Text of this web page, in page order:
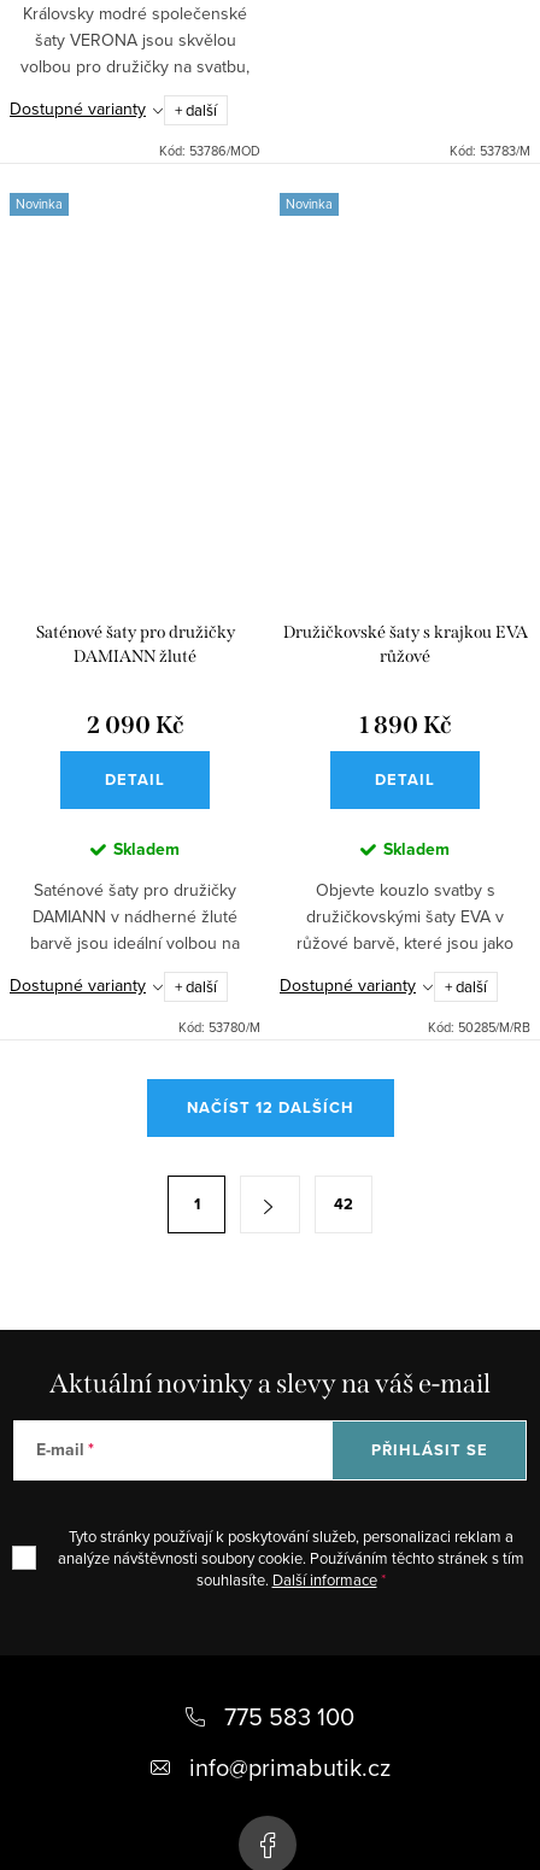
Královsky modré společenské
šaty VERONA jsou skvělou
volbou pro družičky na svatbu,
taneční, ples i další slavnostní
příležitosti. Dlouhé saténové šaty
s přiléhavým střihem,...
Dostupné varianty + další
Kód: 53786/MOD Kód: 53783/M
Novinka
Saténové šaty pro družičky
DAMIANN žluté
2 090 Kč
DETAIL
Skladem
Saténové šaty pro družičky
DAMIANN v nádherné žluté
barvě jsou ideální volbou na
svatbu, do tanečních i na ples.
Dlouhá sukně, rozparek a
pohodlné zapínání vzadu zipem
Dostupné varianty + další
Kód: 53780/M
Novinka
Družičkovské šaty s krajkou EVA
růžové
1 890 Kč
DETAIL
Skladem
Objevte kouzlo svatby s
družičkovskými šaty EVA v
růžové barvě, které jsou jako
stvořené pro tanec a ples.
Krajkový top dodává šatům
romantický vzhled, zatímco lehká
Dostupné varianty + další
Kód: 50285/M/RB
p
NAČÍST 12 DALŠÍCH
v
n
1 42
Aktuální novinky a slevy na váš e-mail
E-mail
Tyto stránky používají k poskytování služeb, personalizaci reklam a
analýze návštěvnosti soubory cookie. Používáním těchto stránek s tím
souhlasíte. Další informace
PŘIHLÁSIT SE
775 583 100
info@primabutik.cz